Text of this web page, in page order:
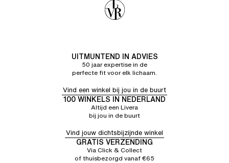
UITMUNTEND IN ADVIES
50 jaar expertise in de
perfecte fit voor elk lichaam.
Vind een winkel bij jou in de buurt
100 WINKELS IN NEDERLAND
Altijd een Livera
bij jou in de buurt
Vind jouw dichtsbijzijnde winkel
GRATIS VERZENDING
Via Click & Collect
of thuisbezorgd vanaf €65